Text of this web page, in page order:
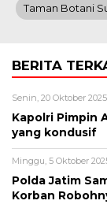
Taman Botani
BERITA
Senin, 20 Oktober 2025
Kapolri Pimpin
yang kondusif
Minggu, 5 Oktober
Polda Jatim
Korban